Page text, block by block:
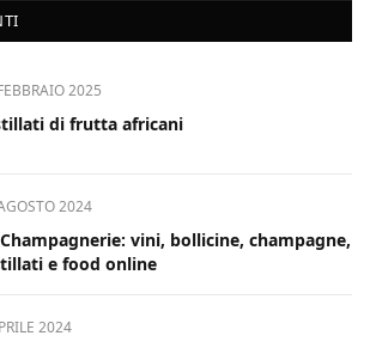
2025
di frutta africani
2024
vini, bollicine, champagne,
e food online
2024